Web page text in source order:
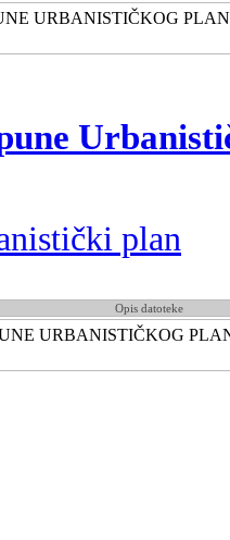
URBANISTIČKOG
plan
Opis datoteke
URBANISTIČKOG